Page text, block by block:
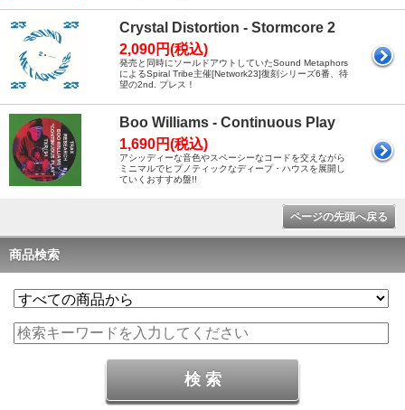
Crystal Distortion - Stormcore 2
2,090円(税込)
発売と同時にソールドアウトしていたSound Metaphors
によるSpiral Tribe主催[Network23]復刻シリーズ6番、待
望の2nd. プレス！
Boo Williams - Continuous Play
1,690円(税込)
アシッディーな音色やスペーシーなコードを交えながら
ミニマルでヒプノティックなディープ・ハウスを展開し
ていくおすすめ盤!!
ページの先頭へ戻る
商品検索